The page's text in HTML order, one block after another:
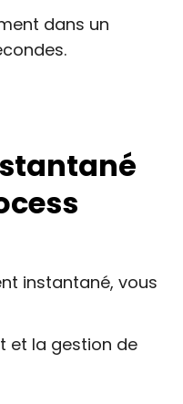
dans un
instantané, vous
et la gestion de